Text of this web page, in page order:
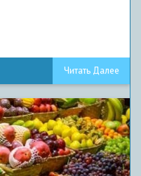
Читать Далее